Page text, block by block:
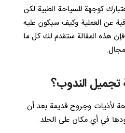
كوجهة للسياحة الطبية لكن
عن العملية وكيف سيكون عليه
فإن هذه المقالة ستقدم لك كل ما
تجميل الندوب؟
لأذيات وجروح قديمة بعد أن
في أي مكان على الجلد.